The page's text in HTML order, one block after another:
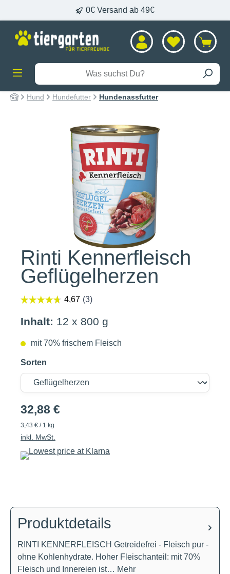
0€ Versand ab 49€
Hund Hundefutter Hundenassfutter
Bildergalerie überspringen
Rinti Kennerfleisch
Geflügelherzen
Inhalt: 12 x 800 g
mit 70% frischem Fleisch
Sorten
32,88 €
3,43 € / 1 kg
inkl. MwSt.
Produktdetails
RINTI KENNERFLEISCH Getreidefrei - Fleisch pur -
ohne Kohlenhydrate. Hoher Fleischanteil: mit 70%
Fleisch und Innereien ist… Mehr